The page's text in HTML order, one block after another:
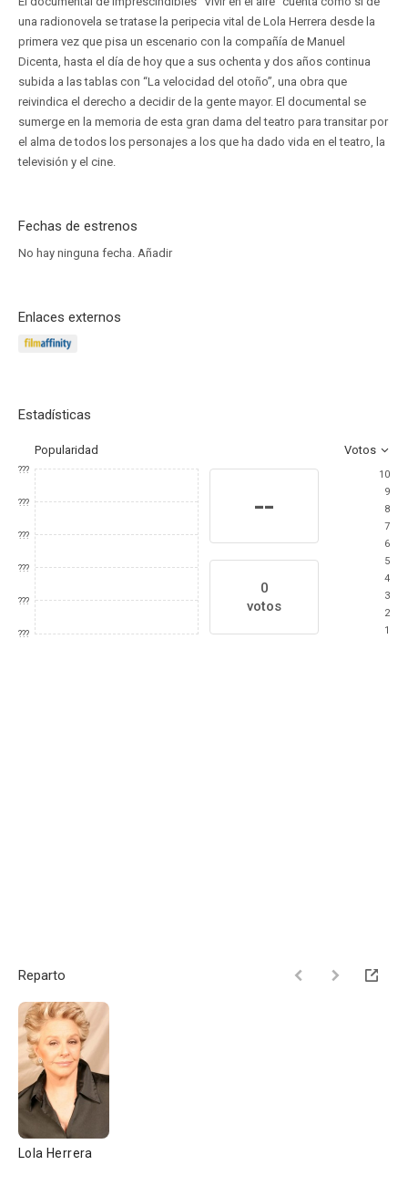
una radionovela se tratase la peripecia vital de Lola Herrera desde la
primera vez que pisa un escenario con la compañía de Manuel
Dicenta, hasta el día de hoy que a sus ochenta y dos años continua
subida a las tablas con “La velocidad del otoño”, una obra que
reivindica el derecho a decidir de la gente mayor. El documental se
sumerge en la memoria de esta gran dama del teatro para transitar por
el alma de todos los personajes a los que ha dado vida en el teatro, la
televisión y el cine.
Fechas de estrenos
No hay ninguna fecha. Añadir
Enlaces externos
Estadísticas
Popularidad Votos
???
???
???
???
???
???
--
0
votos
10
9
8
7
6
5
4
3
2
1
Reparto
Lola Herrera